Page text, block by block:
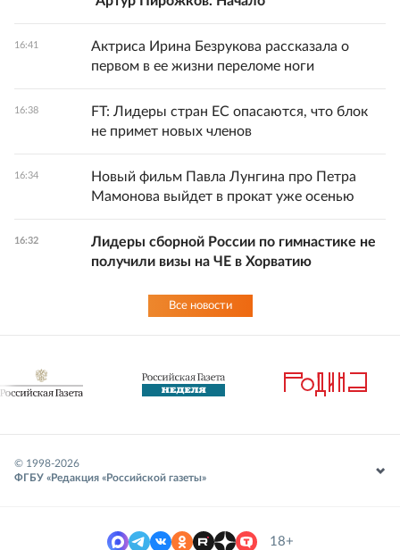
16:41
Актриса Ирина Безрукова рассказала о
первом в ее жизни переломе ноги
16:38
FT: Лидеры стран ЕС опасаются, что блок
не примет новых членов
16:34
Новый фильм Павла Лунгина про Петра
Мамонова выйдет в прокат уже осенью
16:32
Лидеры сборной России по гимнастике не
получили визы на ЧЕ в Хорватию
Все новости
© 1998-2026
ФГБУ «Редакция «Российской газеты»
18+